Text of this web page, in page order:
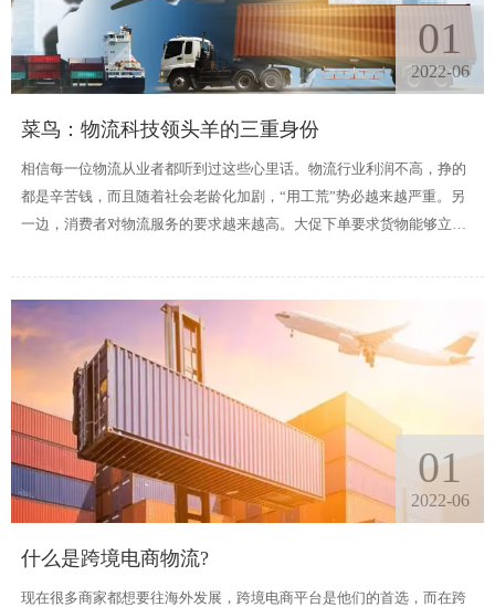
01
2022-06
菜鸟：物流科技领头羊的三重身份
相信每一位物流从业者都听到过这些心里话。物流行业利润不高，挣的
都是辛苦钱，而且随着社会老龄化加剧，“用工荒”势必越来越严重。另
一边，消费者对物流服务的要求越来越高。大促下单要求货物能够立马
01
2022-06
什么是跨境电商物流?
现在很多商家都想要往海外发展，跨境电商平台是他们的首选，而在跨